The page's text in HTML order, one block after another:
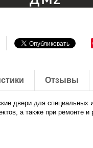
Отзывы
двери для
а также при ремонте и